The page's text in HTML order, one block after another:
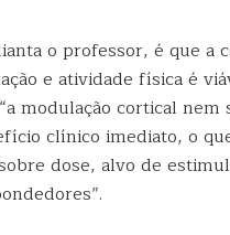
o professor, é que a
e atividade física é
modulação cortical nem
clínico imediato, o
dose, alvo de